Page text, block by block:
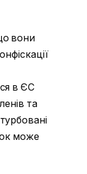
вони
в ЄС
та
може